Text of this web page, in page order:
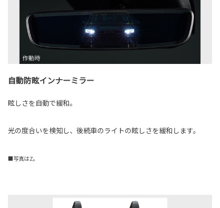
自動防眩インナーミラー
眩しさを自動で緩和。
光の度合いを検知し、後続車のライトの眩しさを緩和します。
■写真はZ。